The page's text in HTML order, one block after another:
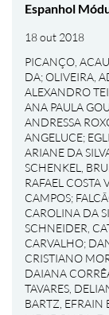
Espanhol
18 out 2018
PICANÇO,
DA;OLIVEIRA,
ALEXANDRO
ANA PAULA
ANDRESSA
ANGELUCE;
ARIANE DA
SCHENKEL,
RAFAEL COSTA
CAMPOS;
CAROLINA DA
SCHNEIDER,
CARVALHO;
CRISTIANO
DAIANA
TAVARES,
BARTZ, EFRAIN